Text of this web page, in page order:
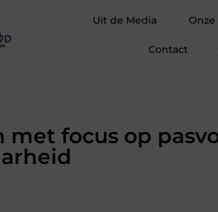
Uit de Media
Contact
focus op